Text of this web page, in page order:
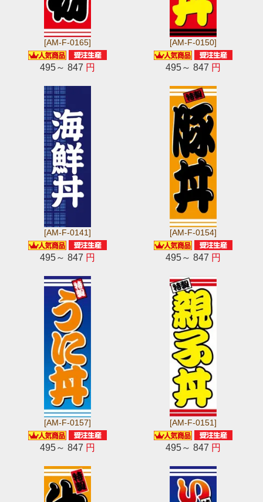
[AM-F-0165]
495～ 847 円
[AM-F-0150]
495～ 847 円
[AM-F-0141]
495～ 847 円
[AM-F-0154]
495～ 847 円
[AM-F-0157]
495～ 847 円
[AM-F-0151]
495～ 847 円